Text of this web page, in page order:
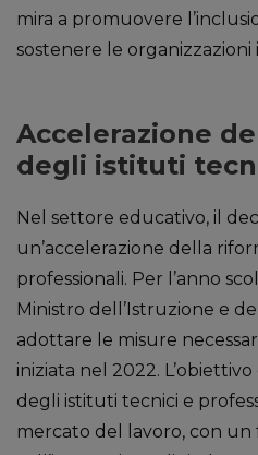
mira a promuovere
sostenere le
Accelerazione
degli istituti
Nel settore educativo, il
un’accelerazione della
professionali. Per l’anno
Ministro dell’Istruzione e
adottare le misure
iniziata nel 2022.
degli istituti tecnici e
mercato del lavoro, con